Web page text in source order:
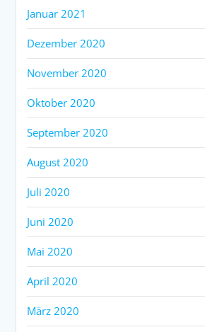
Januar 2021
Dezember 2020
November 2020
Oktober 2020
September 2020
August 2020
Juli 2020
Juni 2020
Mai 2020
April 2020
März 2020